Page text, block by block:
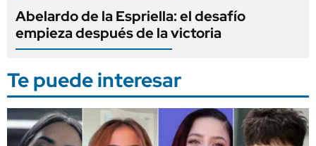
Abelardo de la Espriella: el desafío
empieza después de la victoria
Te puede interesar